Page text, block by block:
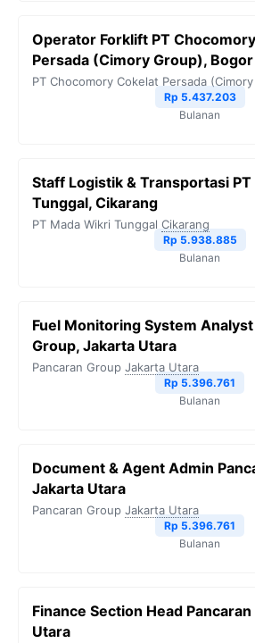
Operator Forklift PT
Persada (Cimory Group), Bogor
PT Chocomory Cokelat Persada
Rp 5.437.203
Bulanan
Staff Logistik & Transportasi
Tunggal, Cikarang
PT Mada Wikri Tunggal Cikarang
Rp 5.938.885
Bulanan
Fuel Monitoring System Analyst
Group, Jakarta Utara
Pancaran Group Jakarta Utara
Rp 5.396.761
Bulanan
Document & Agent Admin
Jakarta Utara
Pancaran Group Jakarta Utara
Rp 5.396.761
Bulanan
Finance Section Head
Utara